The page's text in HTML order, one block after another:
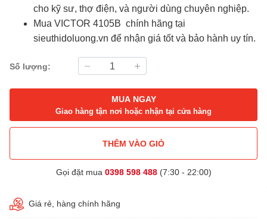
cho kỹ sư, thợ điện, và người dùng chuyên nghiệp.
Mua VICTOR 4105B chính hãng tại
sieuthidoluong.vn để nhận giá tốt và bảo hành uy tín.
Số lượng:
MUA NGAY
Giao hàng tận nơi hoặc nhận tại cửa hàng
THÊM VÀO GIỎ
Gọi đặt mua 0398 598 488(7:30 - 22:00)
Giá rẻ, hàng chính hãng